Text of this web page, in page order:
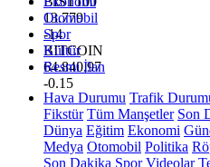
13.779
-14
BITCOIN
64.840,97
-0.15
Otomobil
Spor
Kültür
Resmi İlan
Hava Durumu Trafik
Fikstür Tüm Manşetler Son
Dünya Eğitim Ekonomi
Medya Otomobil Politika
Son Dakika Spor Videolar